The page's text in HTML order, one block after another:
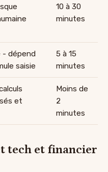
10 à 30
minutes
- dépend
saisie
5 à 15
minutes
et
Moins de
2
minutes
tech et financier